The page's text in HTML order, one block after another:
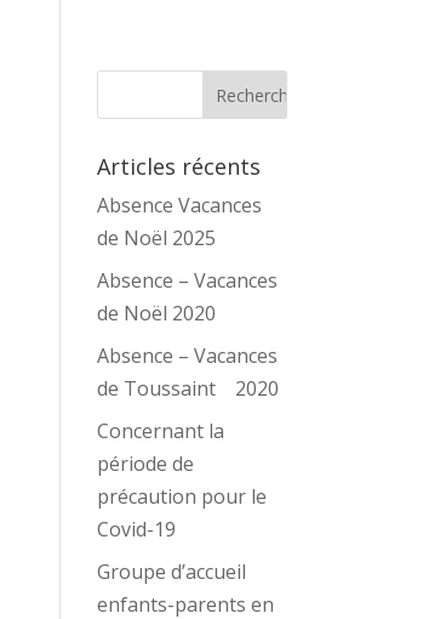
Articles récents
Absence Vacances
de Noël 2025
Absence – Vacances
de Noël 2020
Absence – Vacances
de Toussaint 2020
Concernant la
période de
précaution pour le
Covid-19
Groupe d’accueil
enfants-parents en